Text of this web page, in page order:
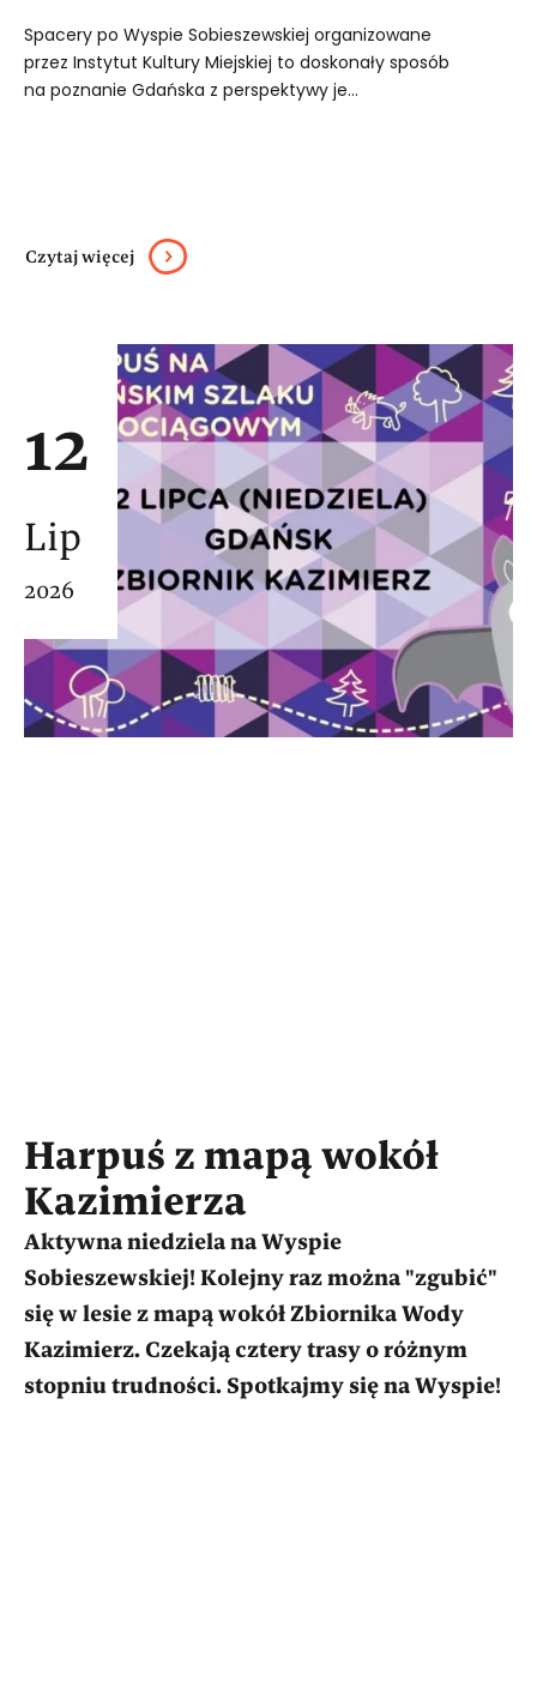
Spacery po Wyspie Sobieszewskiej organizowane
przez Instytut Kultury Miejskiej to doskonały sposób
na poznanie Gdańska z perspektywy je...
Czytaj więcej
12
Lip
2026
Harpuś z mapą wokół
Kazimierza
Aktywna niedziela na Wyspie
Sobieszewskiej! Kolejny raz można "zgubić"
się w lesie z mapą wokół Zbiornika Wody
Kazimierz. Czekają cztery trasy o różnym
stopniu trudności. Spotkajmy się na Wyspie!